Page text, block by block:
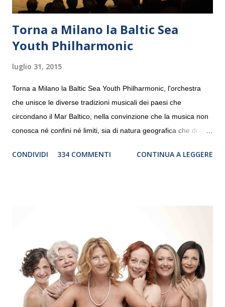
Torna a Milano la Baltic Sea
Youth Philharmonic
luglio 31, 2015
Torna a Milano la Baltic Sea Youth Philharmonic, l'orchestra
che unisce le diverse tradizioni musicali dei paesi che
circondano il Mar Baltico, nella convinzione che la musica non
conosca né confini né limiti, sia di natura geografica che di
debutterà il 10 settembre a Heiden, in Germania, e toccherà, in
“Settembre dell’Accademia” dove si esibirà per il secondo anno
consecutivo. Il pubblico milanese avrà il piacere di applaudire i
giovani artisti della Baltic Sea Youth Philharmonic per la quarta
volta. L’orchestra, fondata nel 2008 da Kristjan Järvi (affiancato
da un prestigioso consiglio di consulent...
CONDIVIDI 334 COMMENTI CONTINUA A LEGGERE